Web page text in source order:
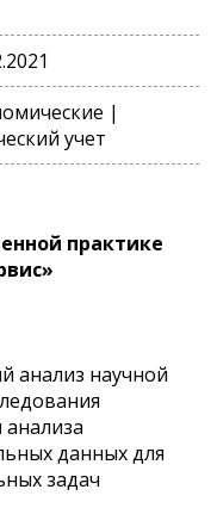
|
учет
практике
анализ научной
данных для
задач